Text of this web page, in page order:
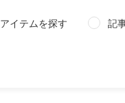
アイテムを探す 記